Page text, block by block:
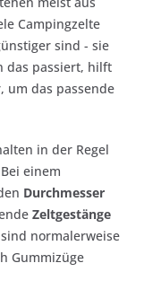
Campingzelte
sind - sie
das passiert, hilft
um das passende
in der Regel
einem
Durchmesser
Zeltgestänge
normalerweise
Gummizüge